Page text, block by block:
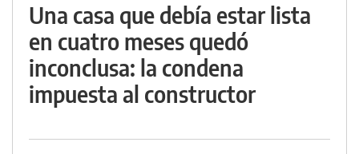
Una casa que debía estar lista
en cuatro meses quedó
inconclusa: la condena
impuesta al constructor